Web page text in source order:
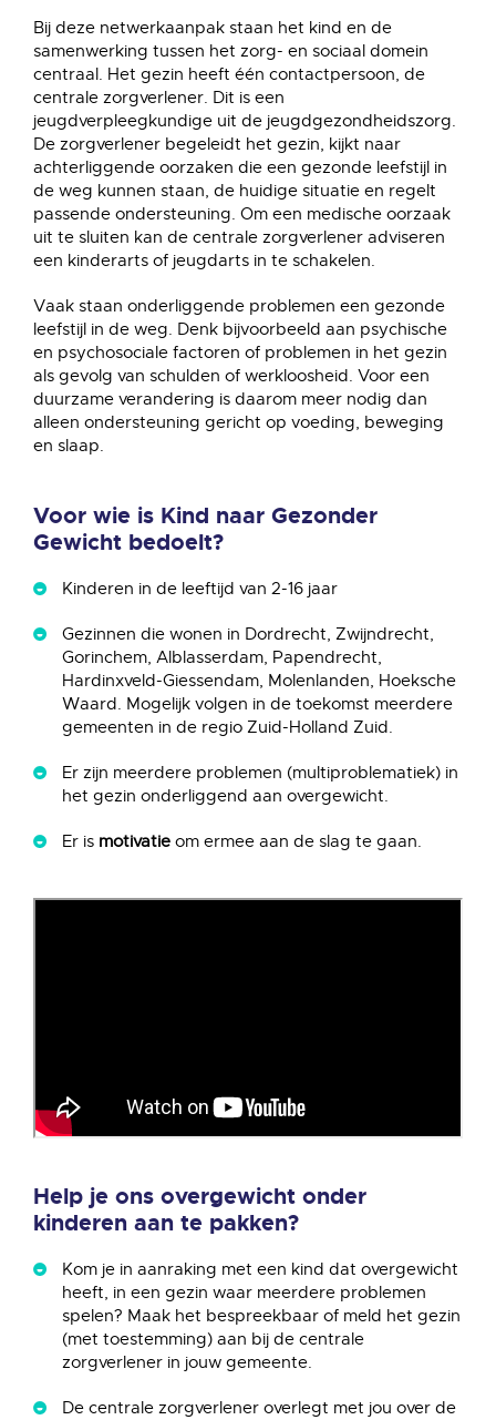
Bij deze netwerkaanpak staan het kind en de
samenwerking tussen het zorg- en sociaal domein
centraal. Het gezin heeft één contactpersoon, de
centrale zorgverlener. Dit is een
jeugdverpleegkundige uit de jeugdgezondheidszorg.
De zorgverlener begeleidt het gezin, kijkt naar
achterliggende oorzaken die een gezonde leefstijl in
de weg kunnen staan, de huidige situatie en regelt
passende ondersteuning. Om een medische oorzaak
uit te sluiten kan de centrale zorgverlener adviseren
een kinderarts of jeugdarts in te schakelen.
Vaak staan onderliggende problemen een gezonde
leefstijl in de weg. Denk bijvoorbeeld aan psychische
en psychosociale factoren of problemen in het gezin
als gevolg van schulden of werkloosheid. Voor een
duurzame verandering is daarom meer nodig dan
alleen ondersteuning gericht op voeding, beweging
en slaap.
Voor wie is Kind naar Gezonder
Gewicht bedoelt?
Kinderen in de leeftijd van 2-16 jaar
Gezinnen die wonen in Dordrecht, Zwijndrecht,
Gorinchem, Alblasserdam, Papendrecht,
Hardinxveld-Giessendam, Molenlanden, Hoeksche
Waard. Mogelijk volgen in de toekomst meerdere
gemeenten in de regio Zuid-Holland Zuid.
Er zijn meerdere problemen (multiproblematiek) in
het gezin onderliggend aan overgewicht.
Er is motivatie om ermee aan de slag te gaan.
Help je ons overgewicht onder
kinderen aan te pakken?
Kom je in aanraking met een kind dat overgewicht
heeft, in een gezin waar meerdere problemen
spelen? Maak het bespreekbaar of meld het gezin
(met toestemming) aan bij de centrale
zorgverlener in jouw gemeente.
De centrale zorgverlener overlegt met jou over de